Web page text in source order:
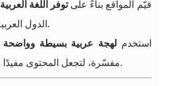
قيّم المواقع بناءً علىتوفر اللغة العربية
الدول العربية، وطرق دفع مناسبة.
استخدم لهجة عربية بسيطة وواضحة
مفسّرة، لتجعل المحتوى مفيدًا للمبتدئ والمتقدم معًا.